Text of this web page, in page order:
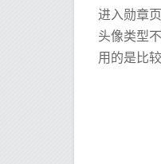
进入勋章
头像类型
用的是比